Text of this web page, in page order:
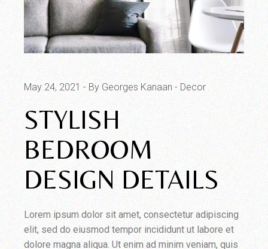
May 24, 2021 By Georges Kanaan Decor
STYLISH
BEDROOM
DESIGN DETAILS
Lorem ipsum dolor sit amet, consectetur adipiscing
elit, sed do eiusmod tempor incididunt ut labore et
dolore magna aliqua. Ut enim ad minim veniam, quis